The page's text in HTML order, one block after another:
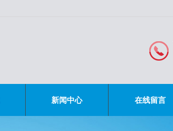
新闻中心 在线留言